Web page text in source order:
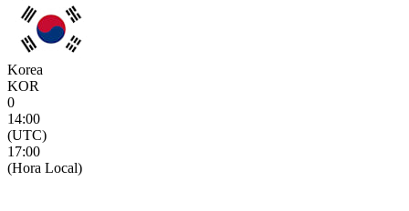
Korea
KOR
0
14:00
(UTC)
17:00
(Hora Local)